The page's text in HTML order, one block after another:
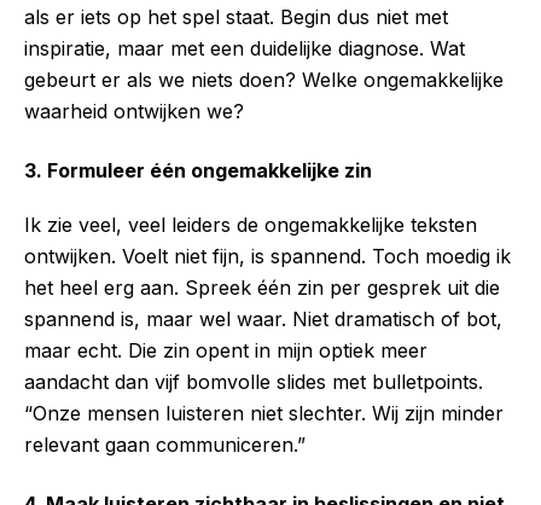
als er iets op het spel staat. Begin dus niet met
inspiratie, maar met een duidelijke diagnose. Wat
gebeurt er als we niets doen? Welke ongemakkelijke
waarheid ontwijken we?
3. Formuleer één ongemakkelijke zin
Ik zie veel, veel leiders de ongemakkelijke teksten
ontwijken. Voelt niet fijn, is spannend. Toch moedig ik
het heel erg aan. Spreek één zin per gesprek uit die
spannend is, maar wel waar. Niet dramatisch of bot,
maar echt. Die zin opent in mijn optiek meer
aandacht dan vijf bomvolle slides met bulletpoints.
“Onze mensen luisteren niet slechter. Wij zijn minder
relevant gaan communiceren.”